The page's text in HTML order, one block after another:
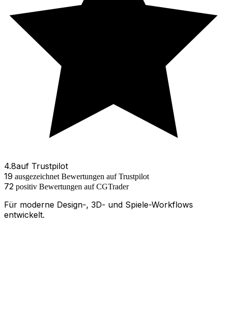
4.8auf Trustpilot
19 ausgezeichnet Bewertungen auf Trustpilot
72 positiv Bewertungen auf CGTrader
Für moderne Design-, 3D- und Spiele-Workflows
entwickelt.